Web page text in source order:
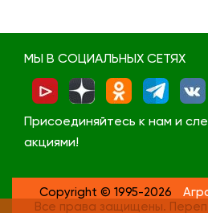
МЫ В СОЦИАЛЬНЫХ СЕТЯХ
Присоединяйтесь к нам и
акциями!
Copyright © 1995-2026
Все права защищены.